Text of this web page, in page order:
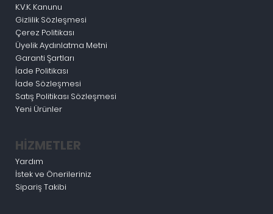
K.V.K. Kanunu
Gizlilik Sözleşmesi
Çerez Politikası
Üyelik Aydınlatma Metni
Garanti Şartları
İade Politikası
İade Sözleşmesi
Satış Politikası Sözleşmesi
Yeni Ürünler
HİZMETLER
Yardım
İstek ve Önerileriniz
Sipariş Takibi